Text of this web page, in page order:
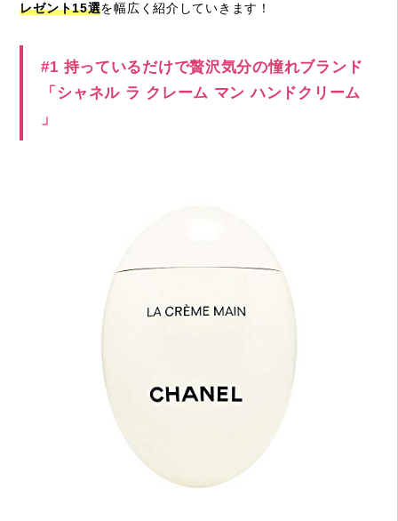
レゼント15選を幅広く紹介していきます！
#1 持っているだけで贅沢気分の憧れブランド
「シャネル ラ クレーム マン ハンドクリーム
」